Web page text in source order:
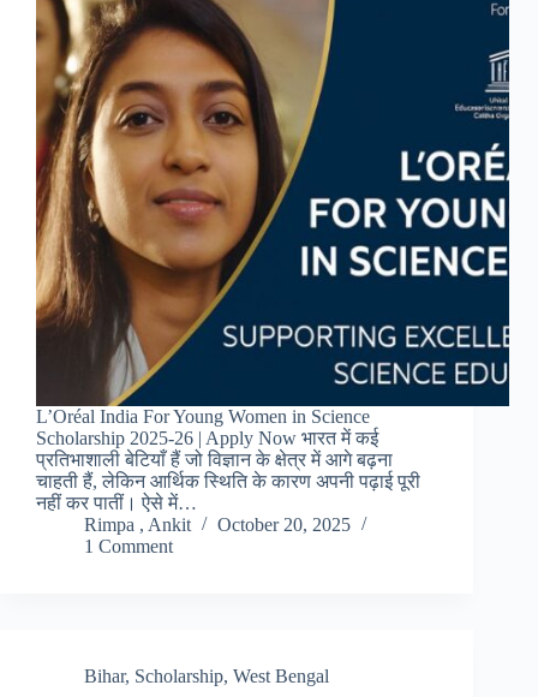
L’Oréal India For Young Women in Science
Scholarship 2025-26 | Apply Now भारत में कई
प्रतिभाशाली बेटियाँ हैं जो विज्ञान के क्षेत्र में आगे बढ़ना
चाहती हैं, लेकिन आर्थिक स्थिति के कारण अपनी पढ़ाई पूरी
नहीं कर पातीं। ऐसे में…
Rimpa , Ankit
October 20, 2025
1 Comment
Bihar, Scholarship, West Bengal